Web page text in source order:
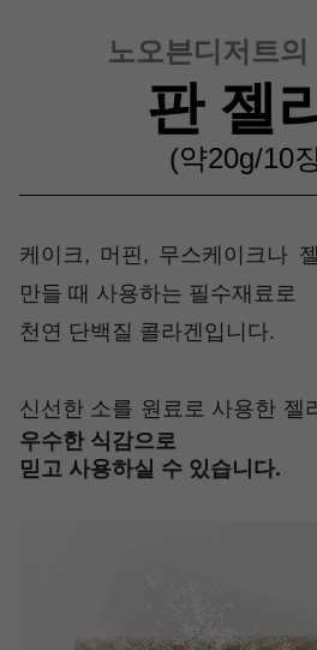
노오븐디저트
판 젤
(약20g/10
케이크, 머핀, 무스케이크나
만들 때 사용하는 필수재료로
천연 단백질 콜라겐입니다.
신선한 소를 원료로 사용한 젤
우수한 식감으로
믿고 사용하실 수 있습니다.